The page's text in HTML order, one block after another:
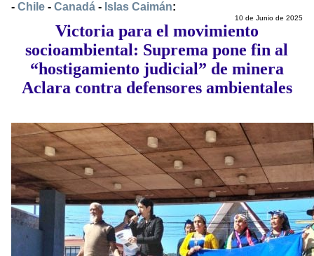
- Chile - Canadá - Islas Caimán:
10 de Junio de 2025
Victoria para el movimiento
socioambiental: Suprema pone fin al
“hostigamiento judicial” de minera
Aclara contra defensores ambientales